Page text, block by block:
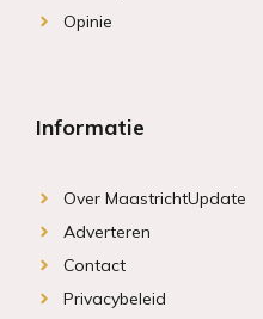
Opinie
Informatie
Over MaastrichtUpdate
Adverteren
Contact
Privacybeleid